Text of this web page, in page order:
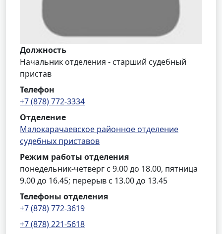
Должность
Начальник отделения - старший судебный
пристав
Телефон
+7 (878) 772-3334
Отделение
Малокарачаевское районное отделение
судебных приставов
Режим работы отделения
понедельник-четверг с 9.00 до 18.00, пятница
9.00 до 16.45; перерыв с 13.00 до 13.45
Телефоны отделения
+7 (878) 772-3619
+7 (878) 221-5618